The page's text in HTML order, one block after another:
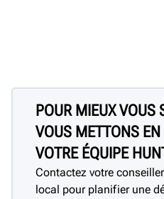
POUR MIEUX VOUS
VOUS METTONS EN
VOTRE ÉQUIPE
Contactez votre
local pour planifier une